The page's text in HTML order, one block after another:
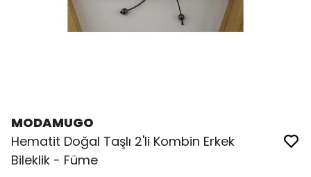
MODAMUGO
Hematit Doğal Taşlı 2'li Kombin Erkek
Bileklik - Füme